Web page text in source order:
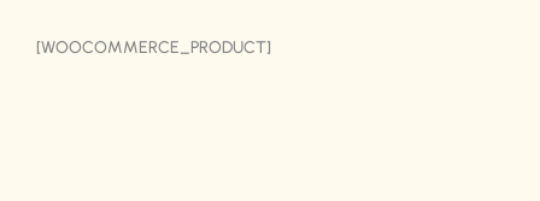
[WOOCOMMERCE_PRODUCT]